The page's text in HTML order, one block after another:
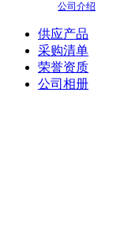
公司介绍
供应产品
采购清单
荣誉资质
公司相册